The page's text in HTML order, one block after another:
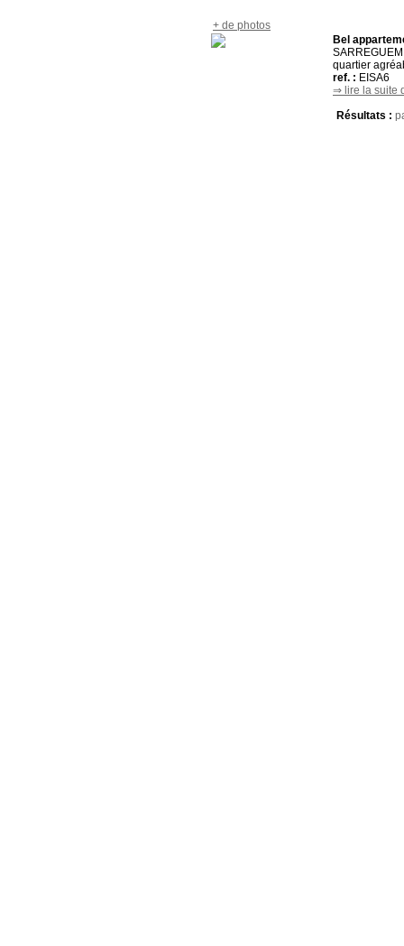
+ de photos
Bel
quartier
ref. : EISA6
⇒ lire la suite
Résultats :